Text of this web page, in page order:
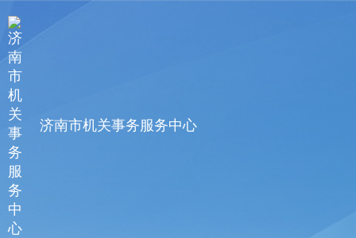
济南市机关事务服务中心